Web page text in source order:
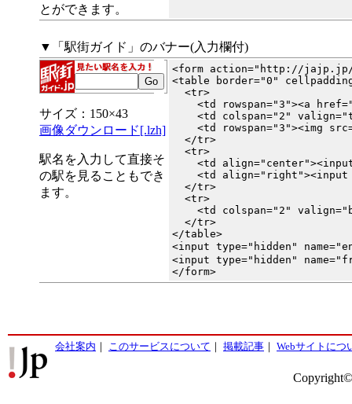
とができます。
▼「駅街ガイド」のバナー(入力欄付)
サイズ：150×43
画像ダウンロード[.lzh]
駅名を入力して直接そ
の駅を見ることもでき
ます。
<form action="http://jajp.jp/
<table border="0"
  <tr>
<td rowspan="3"><a
<td colspan="2"
<td rowspan="3"><img
  </tr>
  <tr>
<td
<td
  </tr>
  <tr>
<td colspan="2"
  </tr>
</table>
<input type="hidden"
<input type="hidden"
会社案内 ｜ このサービスについて ｜ 掲載記事 ｜ Webサイトにつ